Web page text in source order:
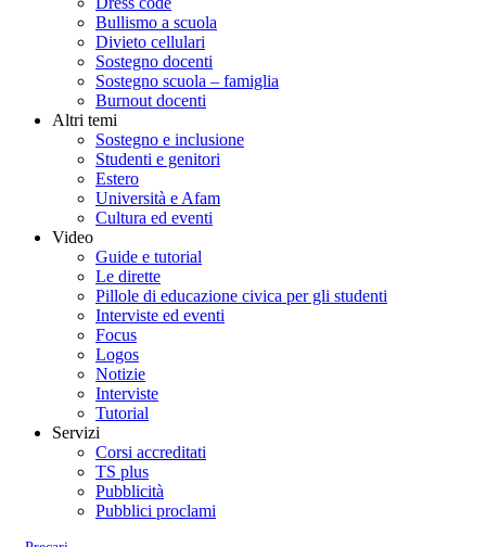
Bullismo a scuola
Divieto cellulari
Sostegno docenti
Sostegno scuola – famiglia
Burnout docenti
Altri temi
Sostegno e inclusione
Studenti e genitori
Estero
Università e Afam
Cultura ed eventi
Video
Guide e tutorial
Le dirette
Pillole di educazione civica per gli studenti
Interviste ed eventi
Focus
Logos
Notizie
Interviste
Tutorial
Servizi
Corsi accreditati
TS plus
Pubblicità
Pubblici proclami